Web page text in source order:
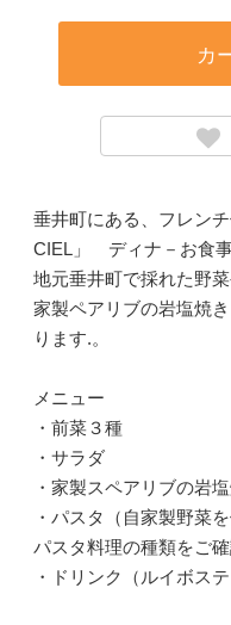
カ
垂井町にある、フレン
CIEL」 ディナ－お食事
地元垂井町で採れた野
家製ペアリブの岩塩焼
ります.。
メニュー
・前菜３種
・サラダ
・家製スペアリブの岩
・パスタ（自家製野菜
パスタ料理の種類をご確
・ドリンク（ルイボステ